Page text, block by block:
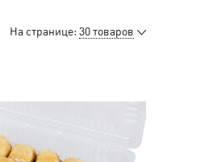
На странице: 30 товаров